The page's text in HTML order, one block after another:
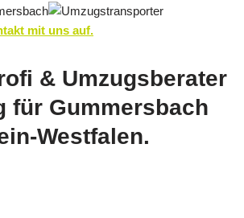
mit uns auf.
& Umzugsberater
für Gummersbach
Westfalen.